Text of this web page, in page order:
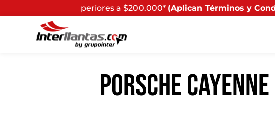
a $200.000*(Aplican Términos y Condiciones) -
PORSCHE